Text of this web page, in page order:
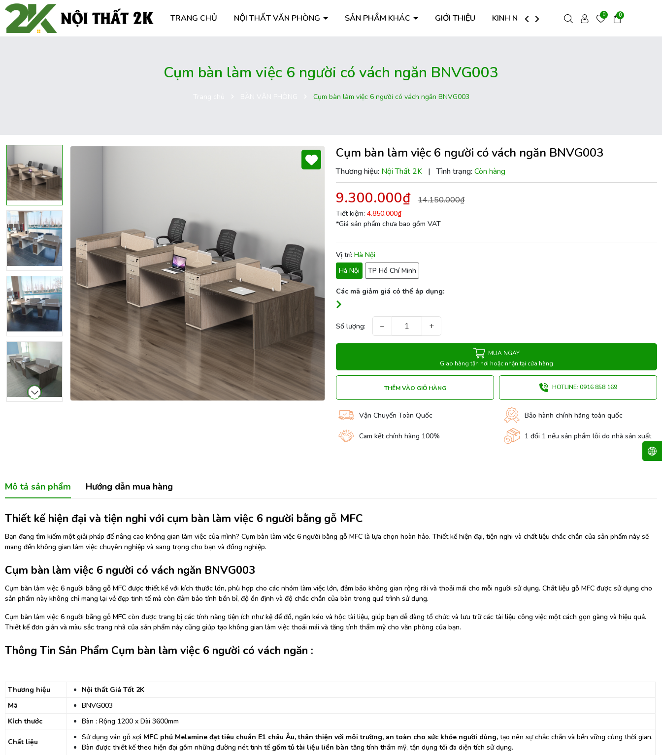
TRANG CHỦ NỘI THẤT VĂN PHÒNG SẢN PHẨM KHÁC GIỚI THIỆU KINH NGHIỆM HAY LIÊN HỆ
0 0
Cụm bàn làm việc 6 người có vách ngăn BNVG003
Cụm bàn làm việc 6 người có vách ngăn BNVG003
Cụm bàn làm việc 6 người có vách ngăn BNVG003
Thương hiệu: Nội Thất 2K | Tình trạng: Còn hàng
9.300.000₫ 14.150.000₫
Tiết kiệm: 4.850.000₫
*Giá sản phẩm chưa bao gồm VAT
Vị trí: Hà Nội
Hà Nội
TP Hồ Chí Minh
Các mã giảm giá có thể áp dụng:
Số lượng: − +
MUA NGAY
Giao hàng tận nơi hoặc nhận tại cửa hàng
THÊM VÀO GIỎ HÀNG HOTLINE: 0916 858 169
Vận Chuyển Toàn Quốc Bảo hành chính hãng toàn quốc
Cam kết chính hãng 100% 1 đổi 1 nếu sản phẩm lỗi do nhà sản xuất
Mô tả sản phẩm Hướng dẫn mua hàng
Thiết kế hiện đại và tiện nghi với cụm bàn làm việc 6 người bằng gỗ MFC
Bạn đang tìm kiếm một giải pháp để nâng cao không gian làm việc của mình? Cụm bàn làm việc 6 người bằng gỗ MFC là lựa chọn hoàn hảo. Thiết kế hiện đại, tiện nghi và chất liệu chắc chắn của sản phẩm này sẽ
mang đến không gian làm việc chuyên nghiệp và sang trọng cho bạn và đồng nghiệp.
Cụm bàn làm việc 6 người có vách ngăn BNVG003
Cụm bàn làm việc 6 người bằng gỗ MFC được thiết kế với kích thước lớn, phù hợp cho các nhóm làm việc lớn, đảm bảo không gian rộng rãi và thoải mái cho mỗi người sử dụng. Chất liệu gỗ MFC được sử dụng cho
sản phẩm này không chỉ mang lại vẻ đẹp tinh tế mà còn đảm bảo tính bền bỉ, độ ổn định và độ chắc chắn của bàn trong quá trình sử dụng.
Cụm bàn làm việc 6 người bằng gỗ MFC còn được trang bị các tính năng tiện ích như kệ để đồ, ngăn kéo và hộc tài liệu, giúp bạn dễ dàng tổ chức và lưu trữ các tài liệu công việc một cách gọn gàng và hiệu quả.
Thiết kế đơn giản và màu sắc trang nhã của sản phẩm này cũng giúp tạo không gian làm việc thoải mái và tăng tính thẩm mỹ cho văn phòng của bạn.
Thông Tin Sản Phẩm Cụm bàn làm việc 6 người có vách ngăn :
Thương hiệu
Nội thất Giá Tốt 2K
Mã
BNVG003
Kích thước
Bàn : Rộng 1200 x Dài 3600mm
Chất liệu
Sử dụng ván gỗ sợi MFC phủ Melamine đạt tiêu chuẩn E1 châu Âu, thân thiện với môi trường, an toàn cho sức khỏe người dùng, tạo nên sự chắc chắn và bền vững cùng thời gian.
Bàn được thiết kế theo hiện đại gồm những đường nét tinh tế gồm tủ tài liệu liền bàn tăng tính thẩm mỹ, tận dụng tối đa diện tích sử dụng.